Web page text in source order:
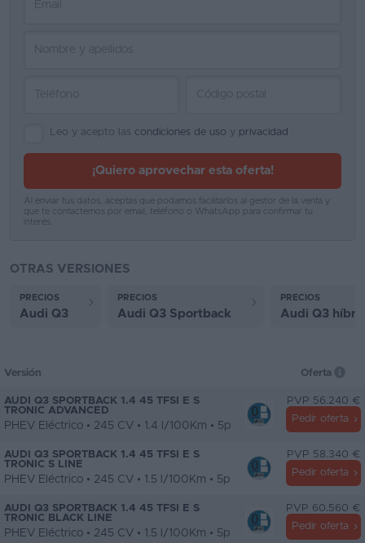
2026
Leo y acepto las condiciones de uso y privacidad
¡Quiero aprovechar esta oferta!
Al enviar tus datos, aceptas que podamos facilitarlos al gestor de la venta y
que te contactemos por email, teléfono o WhatsApp para confirmar tu
interés.
OTRAS VERSIONES
PRECIOS
Audi Q3
PRECIOS
Audi Q3 Sportback
PRECIOS
Audi Q3
Versión Oferta
AUDI Q3 SPORTBACK 1.4 45 TFSI E S
TRONIC ADVANCED
PHEV Eléctrico • 245 CV • 1.4 l/100Km • 5p
PVP 56.240 €
Pedir oferta
AUDI Q3 SPORTBACK 1.4 45 TFSI E S
TRONIC S LINE
PHEV Eléctrico • 245 CV • 1.5 l/100Km • 5p
PVP 58.340 €
Pedir oferta
AUDI Q3 SPORTBACK 1.4 45 TFSI E S
TRONIC BLACK LINE
PHEV Eléctrico • 245 CV • 1.5 l/100Km • 5p
PVP 60.560 €
Pedir oferta